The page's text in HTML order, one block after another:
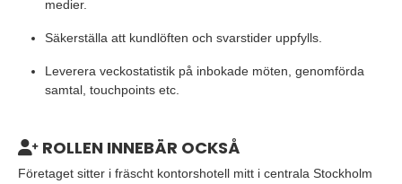
medier.
Säkerställa att kundlöften och svarstider uppfylls.
Leverera veckostatistik på inbokade möten, genomförda
samtal, touchpoints etc.
ROLLEN INNEBÄR OCKSÅ
Företaget sitter i fräscht kontorshotell mitt i centrala Stockholm